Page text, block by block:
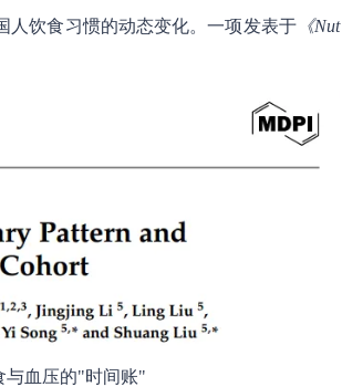
人饮食习惯的动态变化。一项发表于《Nut
与血压的"时间账"